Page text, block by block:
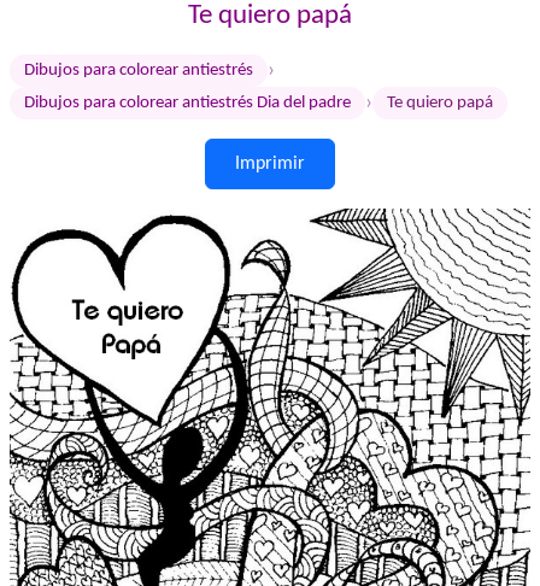
Te quiero papá
Dibujos para colorear antiestrés ›
Dibujos para colorear antiestrés Dia del padre › Te quiero papá
Imprimir